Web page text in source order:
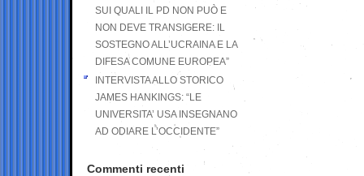
SUI QUALI IL PD NON PUÒ E
NON DEVE TRANSIGERE: IL
SOSTEGNO ALL’UCRAINA E LA
DIFESA COMUNE EUROPEA”
INTERVISTA ALLO STORICO
JAMES HANKINGS: “LE
UNIVERSITA’ USA INSEGNANO
AD ODIARE L’OCCIDENTE”
Commenti recenti